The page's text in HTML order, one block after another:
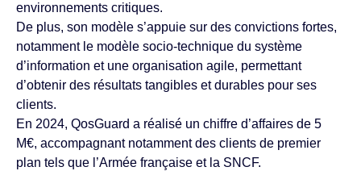
environnements critiques.
De plus, son modèle s’appuie sur des convictions fortes,
notamment le modèle socio-technique du système
d’information et une organisation agile, permettant
d’obtenir des résultats tangibles et durables pour ses
clients.
En 2024, QosGuard a réalisé un chiffre d’affaires de 5
M€, accompagnant notamment des clients de premier
plan tels que l’Armée française et la SNCF.